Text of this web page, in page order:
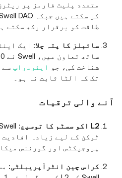
متعدد پلیٹ فارمز پر
طاقت کو برقرار رکھ سکتے
سائبلز کا پتہ چلا: ایک
شناخت کی، جو
ایئردراپ سے
تک کہ الٹا ثابت نہ ہو۔
آنے والی ترقیات
L2 اکو سسٹم کا توسیع:
پروجیکٹس اور گورننس
کراس چین انٹرآپریبلٹی: